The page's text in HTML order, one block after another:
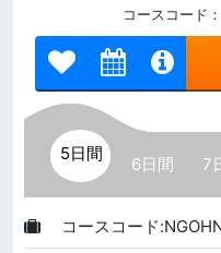
コースコード
5日間
6日間 7
コースコード